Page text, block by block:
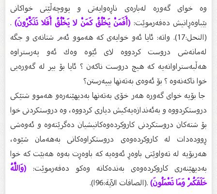
وە خواى گەورە لەبارەى ناڕەوایەتى و پووچەڵێتى خواكانى
بێباوەڕانیش دەفەرموێت:(أَفَمَنْ يَخْلُقُ كَمَنْ لا يَخْلُقُ أَفَلا تَذَكَّرُونَ).
(النحل:17). واتە: ئایا ئەو خوایەى كە هەموو ئەم شتانەى و جگە
لەمانەشی دروست كردووە لاى ئێوە وەك ئەو پەرستراوە
هەڵبەستراوانەیە كە هیچ دروست ناكەن ؟ ئایا بۆ بیر لە گەورەیی
خوا ناكەنەوە ؟ بۆ ئەوەی بەتەنها بیپەرستن؟
جا بۆیە خواى گەورە هەر خۆى بەتەنها بەدیهێنەرەو هەموو شتێكى
دروستكردووە و بەئەندازەیەكیش دیارى كردووە، وە دروستكردنى خوا
بۆ شتەكان دروستكردنى كاروكردەوەكانیشیان دەگرێتەوە و ئەوەشی
ڕوودەدات لە كاروكردەوەى دروستكراوەكانی بەهەمان شێوە،
هەربۆیە لە تەواوێتى باوەڕ ئەوەیە كە باوەڕت بەوە هەبێت كە خوا
بەدیهێنەرى كاروكردەوەى بەندەكانە وەكو دەفەرموێت:(وَاللَّهُ
خَلَقَكُمْ وَمَا تَعْمَلُونَ).(الصافات الآية:96ا).